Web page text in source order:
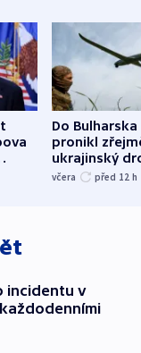
Do Bulharska
pronikl
ukrajinský
explodoval
včera před 12 h
incidentu v